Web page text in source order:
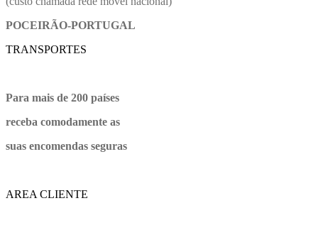
POCEIRÃO-PORTUGAL
TRANSPORTES
Para mais de 200 países
receba comodamente as
suas encomendas seguras
AREA CLIENTE